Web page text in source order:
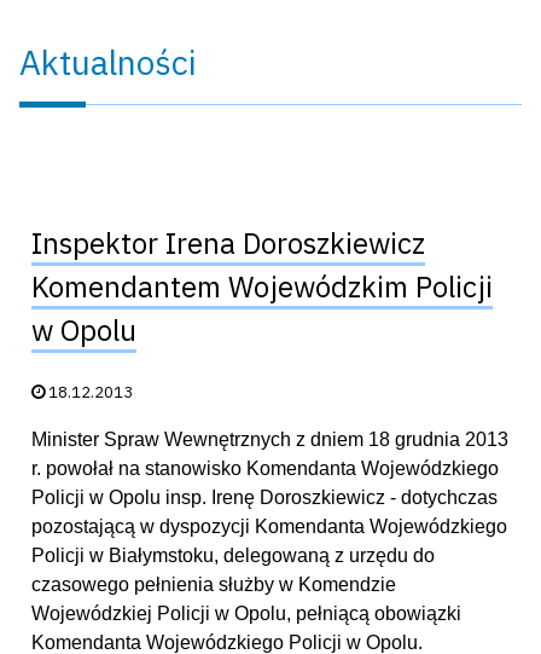
Aktualności
Inspektor Irena Doroszkiewicz
Komendantem Wojewódzkim Policji
w Opolu
Data publikacji:
18.12.2013
Minister Spraw Wewnętrznych z dniem 18 grudnia 2013
r. powołał na stanowisko Komendanta Wojewódzkiego
Policji w Opolu insp. Irenę Doroszkiewicz - dotychczas
pozostającą w dyspozycji Komendanta Wojewódzkiego
Policji w Białymstoku, delegowaną z urzędu do
czasowego pełnienia służby w Komendzie
Wojewódzkiej Policji w Opolu, pełniącą obowiązki
Komendanta Wojewódzkiego Policji w Opolu.